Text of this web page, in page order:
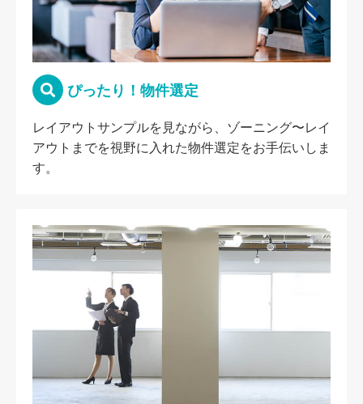
ぴったり！物件選定
レイアウトサンプルを見ながら、ゾーニング〜レイ
アウトまでを視野に入れた物件選定をお手伝いしま
す。